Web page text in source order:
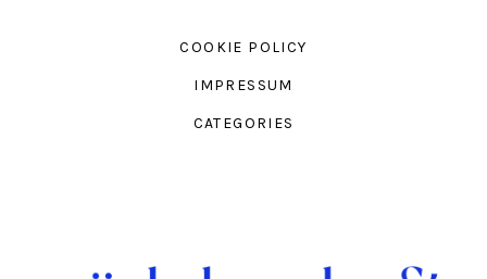
COOKIE POLICY
IMPRESSUM
CATEGORIES